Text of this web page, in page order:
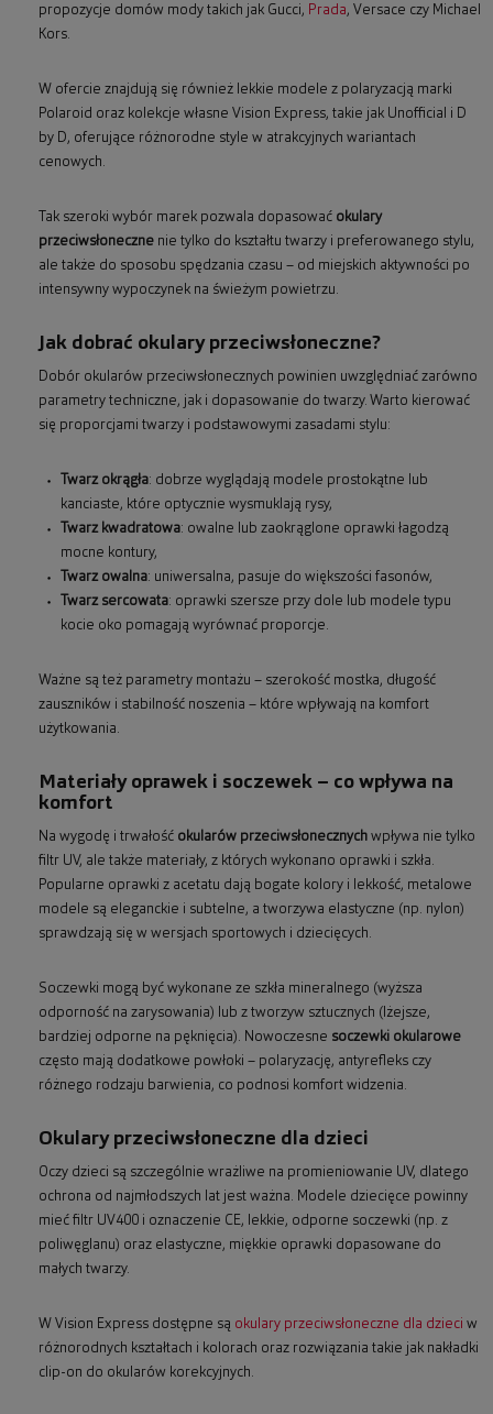
propozycje domów mody takich jak Gucci, Prada, Versace czy Michael
Kors.
W ofercie znajdują się również lekkie modele z polaryzacją marki
Polaroid oraz kolekcje własne Vision Express, takie jak Unofficial i D
by D, oferujące różnorodne style w atrakcyjnych wariantach
cenowych.
Tak szeroki wybór marek pozwala dopasować okulary
przeciwsłoneczne nie tylko do kształtu twarzy i preferowanego stylu,
ale także do sposobu spędzania czasu – od miejskich aktywności po
intensywny wypoczynek na świeżym powietrzu.
Jak dobrać okulary przeciwsłoneczne?
Dobór okularów przeciwsłonecznych powinien uwzględniać zarówno
parametry techniczne, jak i dopasowanie do twarzy. Warto kierować
się proporcjami twarzy i podstawowymi zasadami stylu:
Twarz okrągła: dobrze wyglądają modele prostokątne lub
kanciaste, które optycznie wysmuklają rysy,
Twarz kwadratowa: owalne lub zaokrąglone oprawki łagodzą
mocne kontury,
Twarz owalna: uniwersalna, pasuje do większości fasonów,
Twarz sercowata: oprawki szersze przy dole lub modele typu
kocie oko pomagają wyrównać proporcje.
Ważne są też parametry montażu – szerokość mostka, długość
zauszników i stabilność noszenia – które wpływają na komfort
użytkowania.
Materiały oprawek i soczewek – co wpływa na
komfort
Na wygodę i trwałość okularów przeciwsłonecznych wpływa nie tylko
filtr UV, ale także materiały, z których wykonano oprawki i szkła.
Popularne oprawki z acetatu dają bogate kolory i lekkość, metalowe
modele są eleganckie i subtelne, a tworzywa elastyczne (np. nylon)
sprawdzają się w wersjach sportowych i dziecięcych.
Soczewki mogą być wykonane ze szkła mineralnego (wyższa
odporność na zarysowania) lub z tworzyw sztucznych (lżejsze,
bardziej odporne na pęknięcia). Nowoczesne soczewki okularowe
często mają dodatkowe powłoki – polaryzację, antyrefleks czy
różnego rodzaju barwienia, co podnosi komfort widzenia.
Okulary przeciwsłoneczne dla dzieci
Oczy dzieci są szczególnie wrażliwe na promieniowanie UV, dlatego
ochrona od najmłodszych lat jest ważna. Modele dziecięce powinny
mieć filtr UV400 i oznaczenie CE, lekkie, odporne soczewki (np. z
poliwęglanu) oraz elastyczne, miękkie oprawki dopasowane do
małych twarzy.
W Vision Express dostępne są okulary przeciwsłoneczne dla dzieci w
różnorodnych kształtach i kolorach oraz rozwiązania takie jak nakładki
clip-on do okularów korekcyjnych.